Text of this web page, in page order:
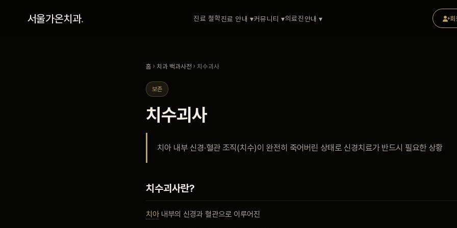
서울가온치과. 진료 철학진료 안내 ▾커뮤니티 ▾의료진 안내 ▾ 회
홈 › 치과 백과사전 › 치수괴사
보존
치수괴사
치아 내부 신경·혈관 조직(치수)이 완전히 죽어버린 상태로 신경치료가 반드시 필요한 상황
치수괴사란?
치아내부의 신경과 혈관으로 이루어진